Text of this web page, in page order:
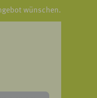
wünschen.